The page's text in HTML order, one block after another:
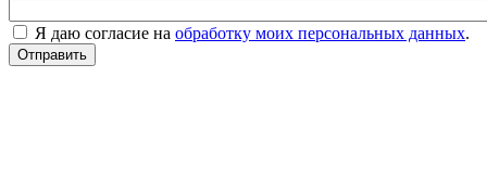
Я даю согласие на обработку моих персональных данных.
Отправить